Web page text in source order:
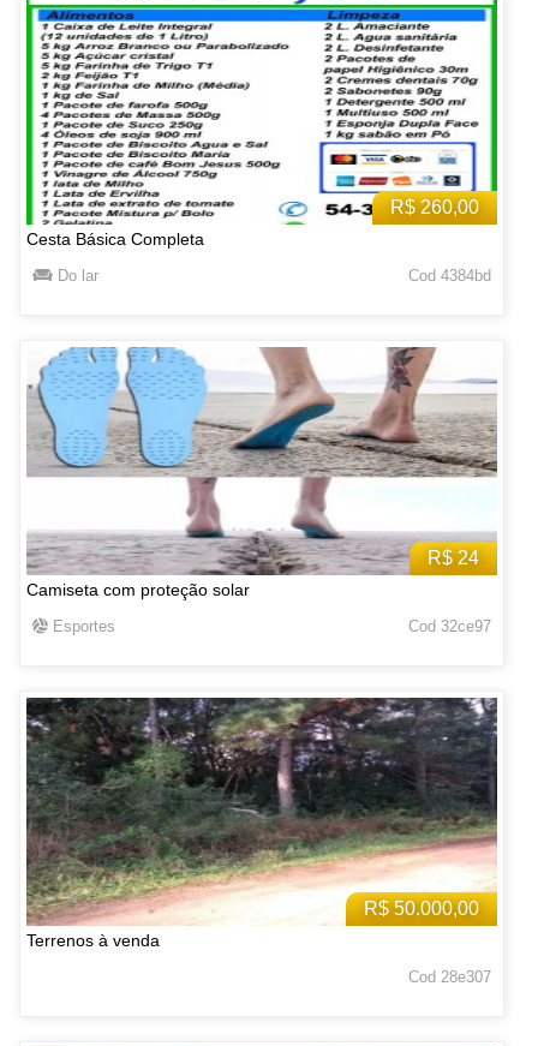
R$ 260,00
Cesta Básica Completa
Do lar Cod 4384bd
R$ 24
Camiseta com proteção solar
Esportes Cod 32ce97
R$ 50.000,00
Terrenos à venda
Cod 28e307